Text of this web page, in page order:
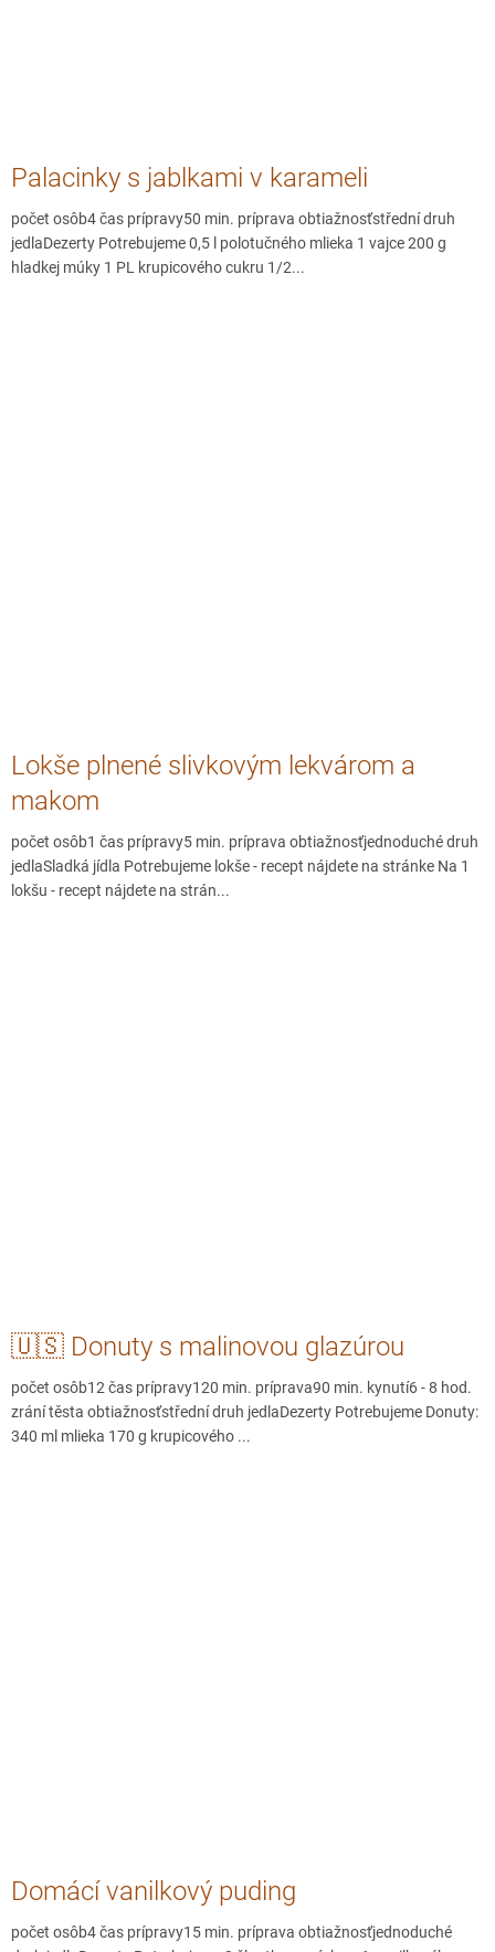
Palacinky s jablkami v karameli
počet osôb4 čas prípravy50 min. príprava obtiažnosťstřední druh
jedlaDezerty Potrebujeme 0,5 l polotučného mlieka 1 vajce 200 g
hladkej múky 1 PL krupicového cukru 1/2...
Lokše plnené slivkovým lekvárom a
makom
počet osôb1 čas prípravy5 min. príprava obtiažnosťjednoduché druh
jedlaSladká jídla Potrebujeme lokše - recept nájdete na stránke Na 1
lokšu - recept nájdete na strán...
🇺🇸 Donuty s malinovou glazúrou
počet osôb12 čas prípravy120 min. príprava90 min. kynutí6 - 8 hod.
zrání těsta obtiažnosťstřední druh jedlaDezerty Potrebujeme Donuty:
340 ml mlieka 170 g krupicového ...
Domácí vanilkový puding
počet osôb4 čas prípravy15 min. príprava obtiažnosťjednoduché